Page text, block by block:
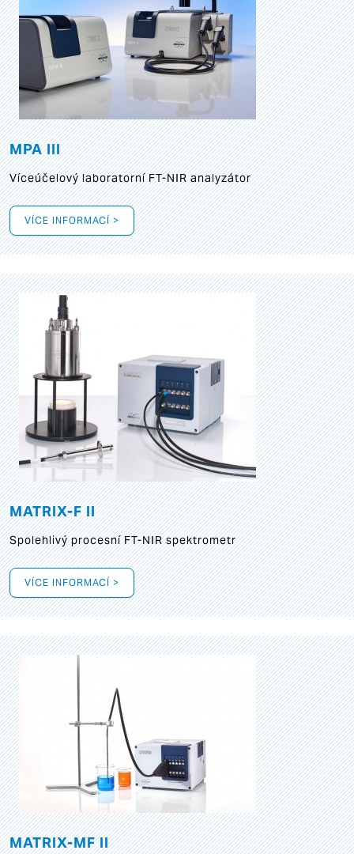
MPA III
Víceúčelový laboratorní FT-NIR analyzátor
VÍCE INFORMACÍ >
MATRIX-F II
Spolehlivý procesní FT-NIR spektrometr
VÍCE INFORMACÍ >
MATRIX-MF II